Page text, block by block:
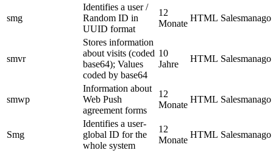
smg
Identifies a user /
Random ID in
UUID format
12
Monate
HTML Salesmanago
smvr
Stores information
about visits (coded
base64); Values
coded by base64
10
Jahre
HTML Salesmanago
smwp
Information about
Web Push
agreement forms
12
Monate
HTML Salesmanago
Smg
Identifies a user-
global ID for the
whole system
12
Monate
HTML Salesmanago